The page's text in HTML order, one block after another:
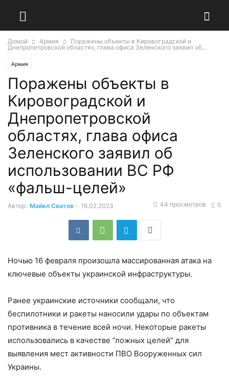
Домой Армия
Поражены объекты в Кировоградской и
Днепропетровской областях, глава офиса Зеленского заявил об...
Армия
Поражены объекты в
Кировоградской и
Днепропетровской
областях, глава офиса
Зеленского заявил об
использовании ВС РФ
«фальш-целей»
Автор: Майкл Свитов - 16.02.2023 0
44 просмотров
Ночью 16 февраля произошла массированная атака на
ключевые объекты украинской инфраструктуры.
Ранее украинские источники сообщали, что
беспилотники и ракеты наносили удары по объектам
противника в течение всей ночи. Некоторые ракеты
использовались в качестве “ложных целей” для
выявления мест активности ПВО Вооруженных сил
Украины.